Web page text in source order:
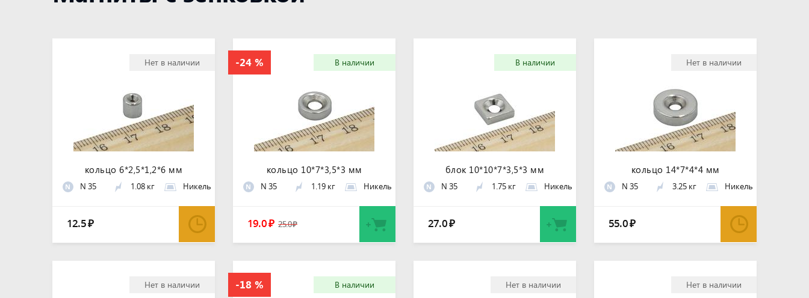
Нет в наличии
кольцо 6*2,5*1,2*6 мм
N N 35 1.08 кг Никель
12.5₽
В наличии
кольцо 10*7*3,5*3 мм
N N 35 1.19 кг Никель
19.0₽ 25.0₽
В наличии
блок 10*10*7*3,5*3 мм
N N 35 1.75 кг Никель
27.0₽
Нет в наличии
кольцо 14*7*4*4 мм
N N 35 3.25 кг Никель
55.0₽
Нет в наличии В наличии Нет в наличии Нет в наличии